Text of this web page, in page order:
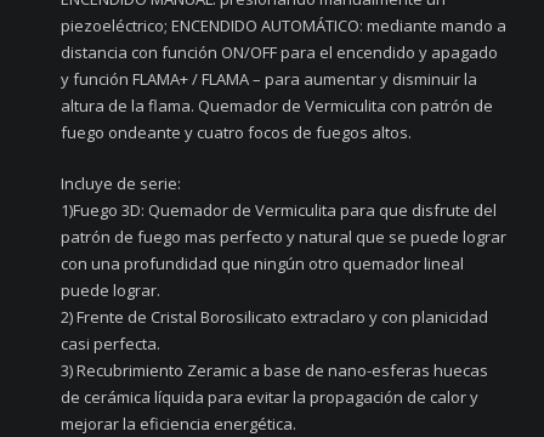
piezoeléctrico; ENCENDIDO AUTOMÁTICO: mediante mando a
distancia con función ON/OFF para el encendido y apagado
y función FLAMA+ / FLAMA – para aumentar y disminuir la
altura de la flama. Quemador de Vermiculita con patrón de
fuego ondeante y cuatro focos de fuegos altos.
Incluye de serie:
1)Fuego 3D: Quemador de Vermiculita para que disfrute del
patrón de fuego mas perfecto y natural que se puede lograr
con una profundidad que ningún otro quemador lineal
puede lograr.
2) Frente de Cristal Borosilicato extraclaro y con planicidad
casi perfecta.
3) Recubrimiento Zeramic a base de nano-esferas huecas
de cerámica líquida para evitar la propagación de calor y
mejorar la eficiencia energética.